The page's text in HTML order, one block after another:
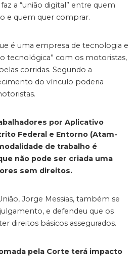
a “união digital” entre quem
e quem quer comprar.
é uma empresa de tecnologia e
tecnológica” com os motoristas,
corridas. Segundo a
do vínculo poderia
por Aplicativo
Federal e Entorno (Atam-
de trabalho é
não pode ser criada uma
sem direitos.
Jorge Messias, também se
e defendeu que os
direitos básicos assegurados.
pela Corte terá impacto